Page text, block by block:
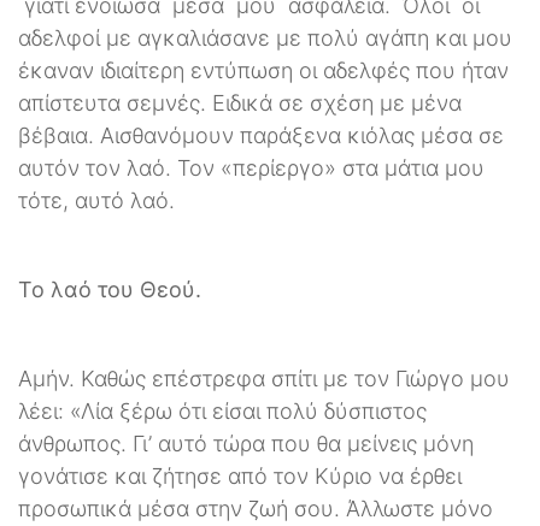
γιατί ένοιωσα μέσα μου ασφάλεια. Όλοι οι
αδελφοί με αγκαλιάσανε με πολύ αγάπη και μου
έκαναν ιδιαίτερη εντύπωση οι αδελφές που ήταν
απίστευτα σεμνές. Ειδικά σε σχέση με μένα
βέβαια. Αισθανόμουν παράξενα κιόλας μέσα σε
αυτόν τον λαό. Τον «περίεργο» στα μάτια μου
τότε, αυτό λαό.
Το λαό του Θεού.
Αμήν. Καθώς επέστρεφα σπίτι με τον Γιώργο μου
λέει: «Λία ξέρω ότι είσαι πολύ δύσπιστος
άνθρωπος. Γι’ αυτό τώρα που θα μείνεις μόνη
γονάτισε και ζήτησε από τον Κύριο να έρθει
προσωπικά μέσα στην ζωή σου. Άλλωστε μόνο